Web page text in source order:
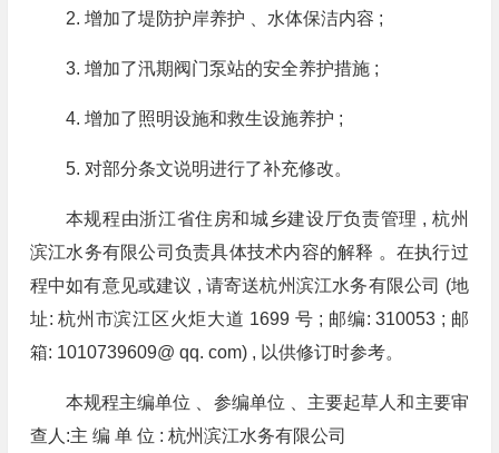
2. 增加了堤防护岸养护 、水体保洁内容 ;
3. 增加了汛期阀门泵站的安全养护措施 ;
4. 增加了照明设施和救生设施养护 ;
5. 对部分条文说明进行了补充修改。
本规程由浙江省住房和城乡建设厅负责管理 , 杭州
滨江水务有限公司负责具体技术内容的解释 。在执行过
程中如有意见或建议 , 请寄送杭州滨江水务有限公司 (地
址: 杭州市滨江区火炬大道 1699 号 ; 邮编: 310053 ; 邮
箱: 1010739609@ qq. com) , 以供修订时参考。
本规程主编单位 、参编单位 、主要起草人和主要审
查人:主 编 单 位 : 杭州滨江水务有限公司